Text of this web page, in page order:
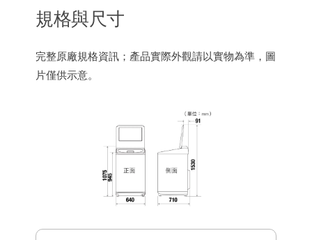
規格與尺寸
完整原廠規格資訊；產品實際外觀請以實物為準，圖
片僅供示意。